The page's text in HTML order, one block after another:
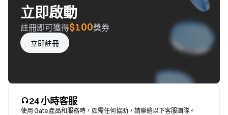
立即啟動
註冊即可獲得$100獎券
立即註冊
24 小時客服
使用 Gate 產品和服務時，如需任何協助，請聯絡以下客服團隊。